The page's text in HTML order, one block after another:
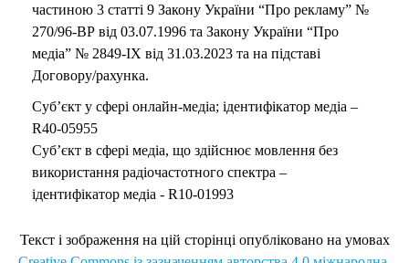
частиною 3 статті 9 Закону України “Про рекламу” №
270/96-ВР від 03.07.1996 та Закону України “Про
медіа” № 2849-IX від 31.03.2023 та на підставі
Договору/рахунка.
Суб’єкт у сфері онлайн-медіа; ідентифікатор медіа –
R40-05955
Суб’єкт в сфері медіа, що здійснює мовлення без
використання радіочастотного спектра –
ідентифікатор медіа - R10-01993
Текст і зображення на цій сторінці опубліковано на умовах